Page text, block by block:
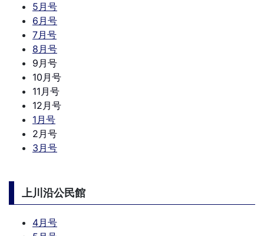
5月号
6月号
7月号
8月号
9月号
10月号
11月号
12月号
1月号
2月号
3月号
上川沿公民館
4月号